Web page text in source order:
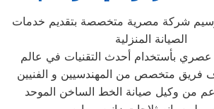
شركة مصرية متخصصة بتقديم خدمات
الصيانة المنزلية
عصري بأستخدام أحدث التقنيات في عالم
فريق متخصص من المهندسيين و الفنيين
من وكيل صيانة الخط الساخن الموحد